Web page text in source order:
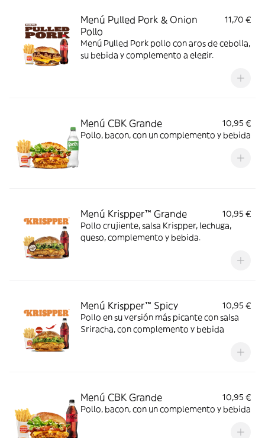
Menú Pulled Pork & Onion
Pollo
11,70 €
Menú Pulled Pork pollo con aros de cebolla,
su bebida y complemento a elegir.
Menú CBK Grande
10,95 €
Pollo, bacon, con un complemento y bebida
Menú Krispper™ Grande
10,95 €
Pollo crujiente, salsa Krispper, lechuga,
queso, complemento y bebida.
Menú Krispper™ Spicy
10,95 €
Pollo en su versión más picante con salsa
Sriracha, con complemento y bebida
Menú CBK Grande
10,95 €
Pollo, bacon, con un complemento y bebida